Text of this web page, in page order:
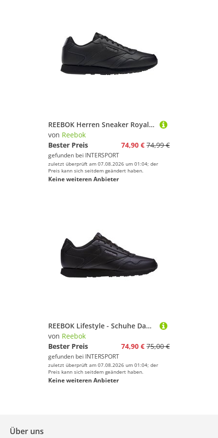
REEBOK Herren Sneaker Royal Glide LX M
von Reebok
Bester Preis
74,90 € 74,99 €
gefunden bei INTERSPORT
zuletzt überprüft am 07.08.2026 um 01:04; der
Preis kann sich seitdem geändert haben.
Keine weiteren Anbieter
REEBOK Lifestyle - Schuhe Damen - Sneakers Royal Glide LX Sneaker Damen
von Reebok
Bester Preis
74,90 € 75,00 €
gefunden bei INTERSPORT
zuletzt überprüft am 07.08.2026 um 01:04; der
Preis kann sich seitdem geändert haben.
Keine weiteren Anbieter
Über uns